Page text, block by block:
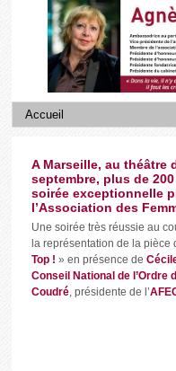
A Marseille, au théâtre
septembre, plus de
soirée exceptionnelle
l’Association des
Une soirée très réussie au
la représentation de la pièce
Top ! » en présence de
Conseil National de l’Ordre
Coudré, présidente de l’